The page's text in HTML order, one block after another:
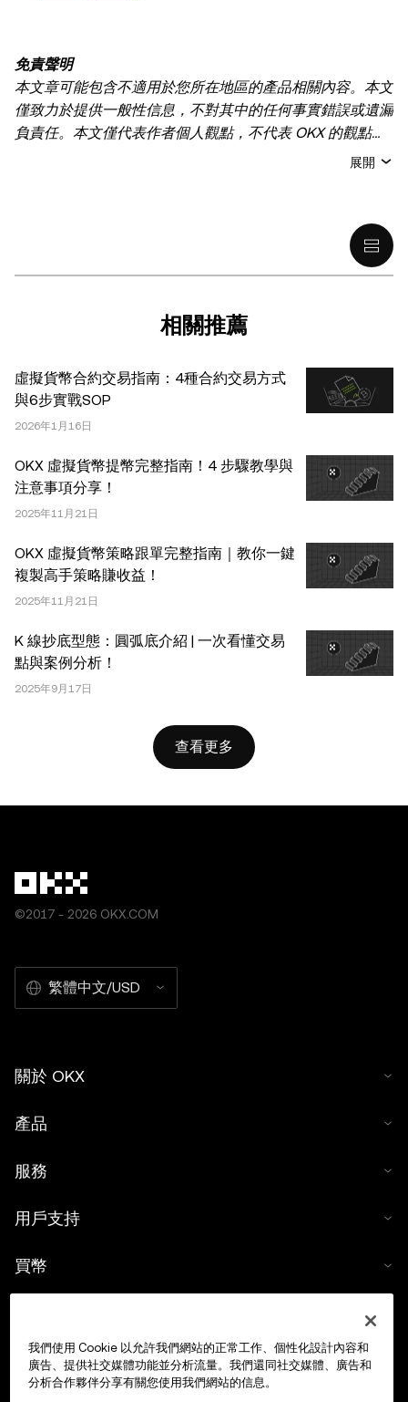
免責聲明
本文章可能包含不適用於您所在地區的產品相關內容。本文
僅致力於提供一般性信息，不對其中的任何事實錯誤或遺漏
負責任。本文僅代表作者個人觀點，不代表 OKX 的觀點。
本文無意提供以下任何建議，包括但不限於：(i) 投資建議
(包括穩定幣) 涉及高風險，可能會大幅波動，甚至變得毫無
價值。您應根據自己的財務狀況仔細考慮交易或持有數字資
產是否適合您。有關您具體情況的問題，請諮詢您的法律/
計信息，如果有) 僅供一般參考之用。儘管我們在準備這些
數據和圖表時已採取了所有合理的謹慎措施，但對於此處表
OKX。本文可以全文複製或分發，也可以使用本文 100 字
或更少的摘錄，前提是此類使用是非商業性的。整篇文章的
任何複製或分發亦必須突出說明：“本文版權所有 © 2025
OKX，經許可使用。”允許的摘錄必須引用文章名稱並包含
出處，例如“文章名稱，[作者姓名 (如適用)]，© 2025
OKX”。部分內容可能由人工智能（AI）工具生成或輔助生
成。不允許對本文進行衍生作品或其他用途。
展開
相關推薦
虛擬貨幣合約交易指南：4種合約交易方式
與6步實戰SOP
2026年1月16日
OKX 虛擬貨幣提幣完整指南！4 步驟教學與
注意事項分享！
2025年11月21日
OKX 虛擬貨幣策略跟單完整指南｜教你一鍵
複製高手策略賺收益！
2025年11月21日
K 線抄底型態：圓弧底介紹 | 一次看懂交易
點與案例分析！
2025年9月17日
查看更多
©2017 - 2026 OKX.COM
繁體中文/USD
關於 OKX
產品
服務
用戶支持
買幣
交易
我們使用 Cookie 以允許我們網站的正常工作、個性化設計內容和
廣告、提供社交媒體功能並分析流量。我們還同社交媒體、廣告和
分析合作夥伴分享有關您使用我們網站的信息。